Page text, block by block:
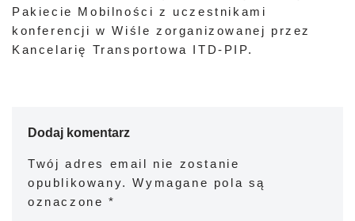
Pakiecie Mobilności z uczestnikami
konferencji w Wiśle zorganizowanej przez
Kancelarię Transportowa ITD-PIP.
Dodaj komentarz
Twój adres email nie zostanie
opublikowany.
Wymagane pola są
oznaczone *